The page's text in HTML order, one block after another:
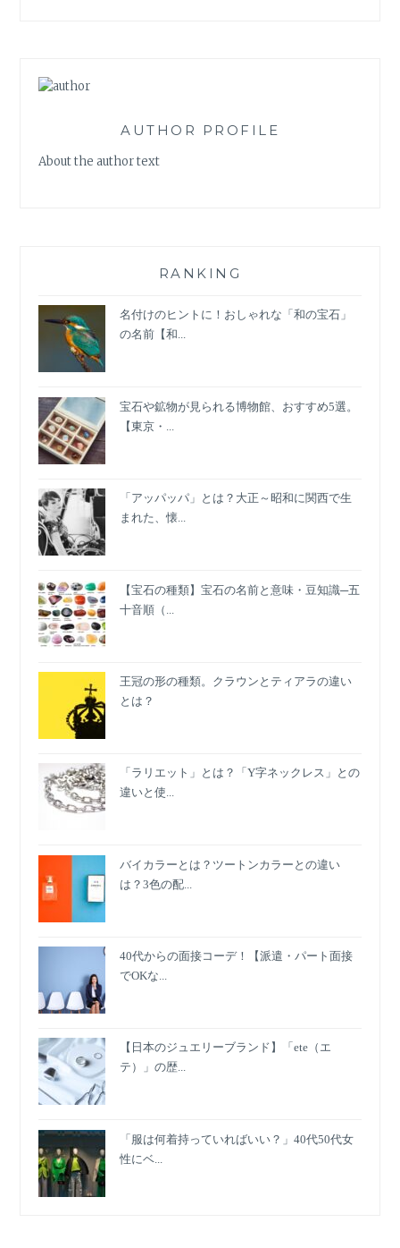
AUTHOR PROFILE
About the author text
RANKING
名付けのヒントに！おしゃれな「和の宝石」
の名前【和...
宝石や鉱物が見られる博物館、おすすめ5選。
【東京・...
「アッパッパ」とは？大正～昭和に関西で生
まれた、懐...
【宝石の種類】宝石の名前と意味・豆知識─五
十音順（...
王冠の形の種類。クラウンとティアラの違い
とは？
「ラリエット」とは？「Y字ネックレス」との
違いと使...
バイカラーとは？ツートンカラーとの違い
は？3色の配...
40代からの面接コーデ！【派遣・パート面接
でOKな...
【日本のジュエリーブランド】「ete（エ
テ）」の歴...
「服は何着持っていればいい？」40代50代女
性にベ...